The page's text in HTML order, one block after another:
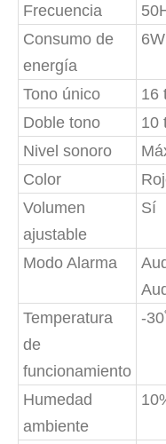
Frecuencia
Consumo de
energía
6W
Tono único
16
Doble tono
10
Nivel sonoro
Color
Volumen
ajustable
Sí
Modo Alarma
Temperatura
de
funcionamiento
-
Humedad
ambiente